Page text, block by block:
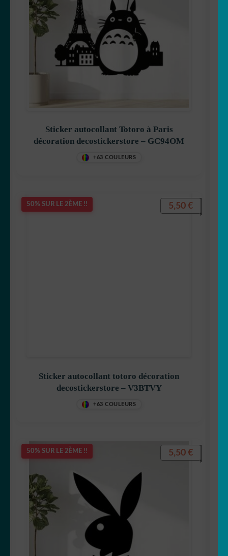
Sticker autocollant Totoro à Paris
décoration decostickerstore – GC94OM
+63 COULEURS
50% SUR LE 2ÈME !!
Sticker autocollant totoro décoration
decostickerstore – V3BTVY
+63 COULEURS
5,50 €
50% SUR LE 2ÈME !! 5,50 €